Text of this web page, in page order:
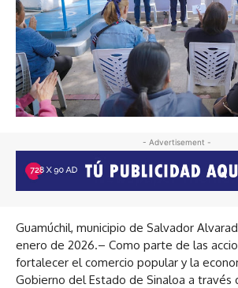
- Advertisement -
Guamúchil, municipio de Salvador
enero de 2026.– Como parte de las
fortalecer el comercio popular y la
Gobierno del Estado de Sinaloa a través